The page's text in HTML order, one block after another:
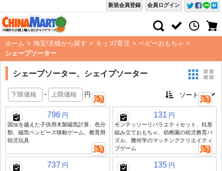
会員ログイン
新規会員登録
ホーム > 淘宝/天猫から探す > キッズ/育児 > ベビーおもちゃ >
シェープソーター
シェープソーター、シェイプソーター
- 円
796 円
国境を越えた子供用木製磁気計算、色分
類、磁気ペンビーズ移動ゲーム、教育用
幼児玩具
131 円
モンテッソーリバラエティセット、柱形
組み立ておもちゃ、幼稚園の幼児教育パ
ズル、幾何学のマッチングクリエイティ
ブゲーム
737 円 135 円